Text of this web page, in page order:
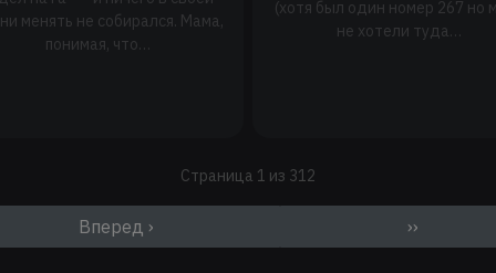
менять не собирался. Мама,
понимая, что…
(хотя был один номер 267 но
не хотели туда…
Страница 1 из 312
Вперед › ››